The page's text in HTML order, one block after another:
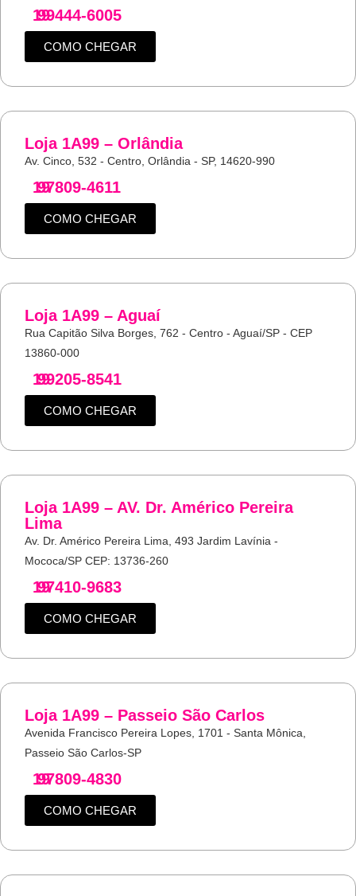
19
99444-6005
COMO CHEGAR
Loja 1A99 – Orlândia
Av. Cinco, 532 - Centro, Orlândia - SP, 14620-990
19
97809-4611
COMO CHEGAR
Loja 1A99 – Aguaí
Rua Capitão Silva Borges, 762 - Centro - Aguaí/SP - CEP
13860-000
19
99205-8541
COMO CHEGAR
Loja 1A99 – AV. Dr. Américo Pereira
Lima
Av. Dr. Américo Pereira Lima, 493 Jardim Lavínia -
Mococa/SP CEP: 13736-260
19
97410-9683
COMO CHEGAR
Loja 1A99 – Passeio São Carlos
Avenida Francisco Pereira Lopes, 1701 - Santa Mônica,
Passeio São Carlos-SP
19
97809-4830
COMO CHEGAR